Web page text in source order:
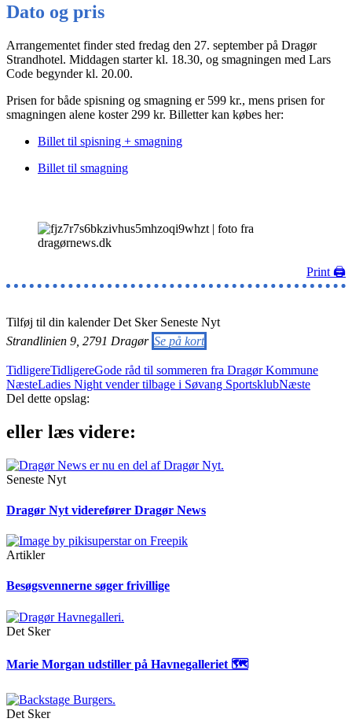
Dato og pris
Arrangementet finder sted fredag den 27. september på Dragør
Strandhotel. Middagen starter kl. 18.30, og smagningen med Lars
Code begynder kl. 20.00.
Prisen for både spisning og smagning er 599 kr., mens prisen for
smagningen alene koster 299 kr. Billetter kan købes her:
Billet til spisning + smagning
Billet til smagning
Print 🖨
Tilføj til din kalender Det Sker Seneste Nyt
Strandlinien 9, 2791 Dragør Se på kort
TidligereTidligereGode råd til sommeren fra Dragør Kommune
NæsteLadies Night vender tilbage i Søvang SportsklubNæste
Del dette opslag:
eller læs videre:
Seneste Nyt
Dragør Nyt viderefører Dragør News
Artikler
Besøgsvennerne søger frivillige
Det Sker
Marie Morgan udstiller på Havnegalleriet 🗺
Det Sker